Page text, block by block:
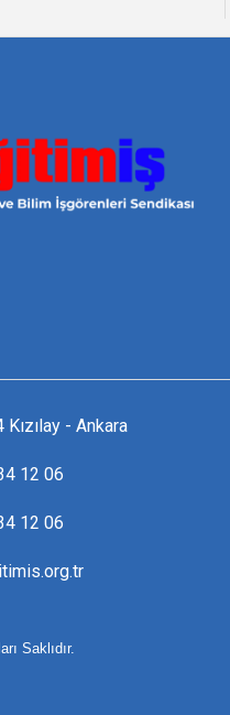
- Ankara
12 06
12 06
Saklıdır.